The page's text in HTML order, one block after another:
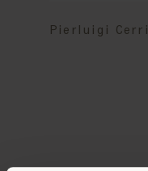
Pierluigi Cerri